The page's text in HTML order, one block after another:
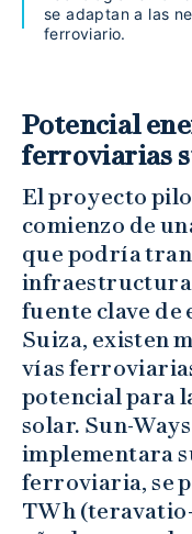
se adaptan a las
ferroviario.
Potencial
ferroviarias
El proyecto
comienzo de
que podría
infraestructura
fuente clave de
Suiza, existen
vías
potencial para
solar. Sun-
implementara
ferroviaria, se
TWh